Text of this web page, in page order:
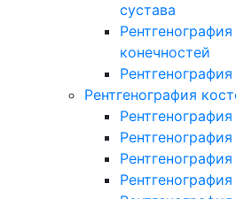
сустава
конечностей
Рентгенография